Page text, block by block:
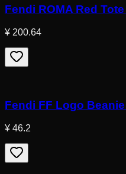
Fendi ROMA Red
¥ 200.64
Fendi FF Logo
¥ 46.2